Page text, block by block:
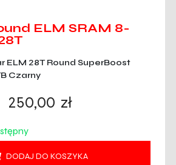
ELM SRAM 8-
ELM 28T Round SuperBoost
Czarny
250,00 zł
DODAJ DO KOSZYKA